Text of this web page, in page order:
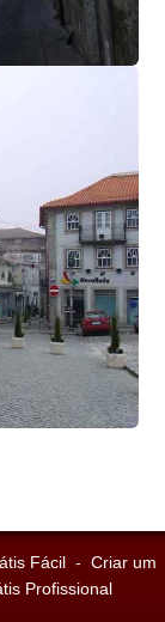
Fácil - Criar um
Profissional